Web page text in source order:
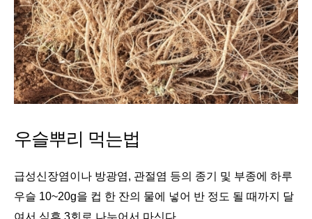
우슬뿌리 먹는법
급성신장염이나 방광염, 관절염 등의 종기 및 부종에 하루
우슬 10~20g을 컵 한 잔의 물에 넣어 반 정도 될 때까지 달
여서 식후 3회로 나누어서 마신다.